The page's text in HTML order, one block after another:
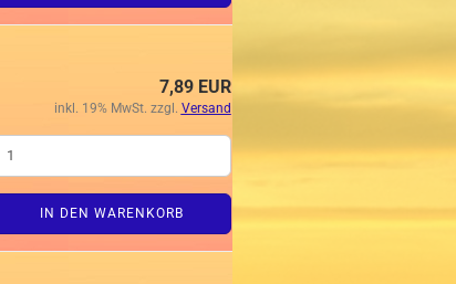
7,89 EUR
inkl. 19% MwSt. zzgl. Versand
IN DEN WARENKORB